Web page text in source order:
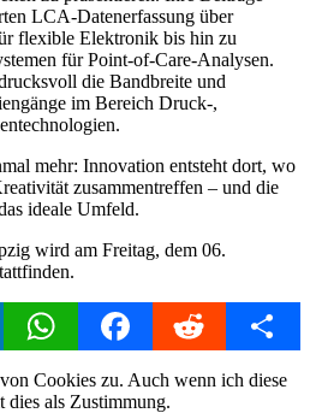
LCA-Datenerfassung über
flexi­ble Elektronik bis hin zu
für Point-of-Care-Analysen.
die Bandbreite und
im Bereich Druck-,
mehr: Innovation entsteht dort, wo
zusammentreffen – und die
ideale Umfeld.
wird am Freitag, dem 06.
WhatsAppFacebookReddit Share
Cookies zu. Auch wenn ich diese
dies als Zustimmung.